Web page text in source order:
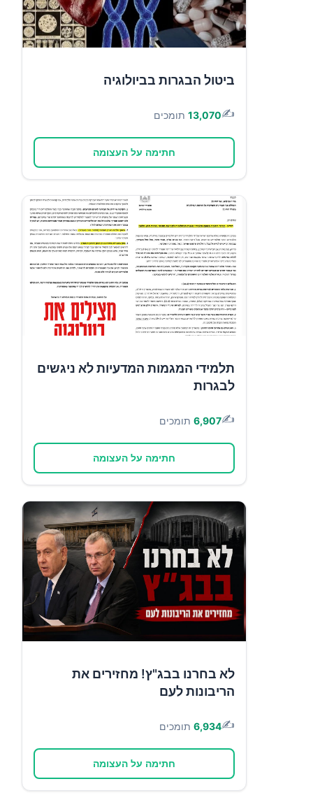
ביטול הבגרות בביולוגיה
✍️
13,070 תומכים
חתימה על העצומה
תלמידי המגמות המדעיות לא ניגשים
לבגרות
✍️
6,907 תומכים
חתימה על העצומה
לא בחרנו בבג"ץ! מחזירים את
הריבונות לעם
✍️
6,934 תומכים
חתימה על העצומה